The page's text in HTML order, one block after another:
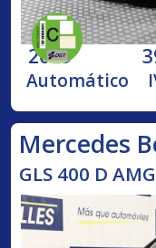
2019
Automático
Mercedes
GLS 400 D